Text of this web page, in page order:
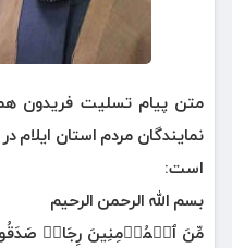
متن پیام تسلیت فریدون
نمایندگان مردم استان
است:
بسم الله الرحمن الرحیم
مِّنَ ٱلۡمُؤۡمِنِینَ رِجَالࣱ